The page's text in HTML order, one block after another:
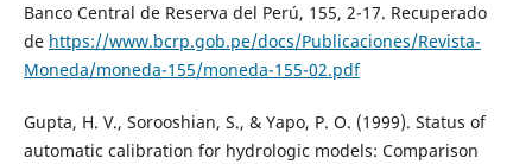
Banco Central de Reserva del Perú, 155, 2-17. Recuperado
de https://www.bcrp.gob.pe/docs/Publicaciones/Revista-
Moneda/moneda-155/moneda-155-02.pdf
Gupta, H. V., Sorooshian, S., & Yapo, P. O. (1999). Status of
automatic calibration for hydrologic models: Comparison